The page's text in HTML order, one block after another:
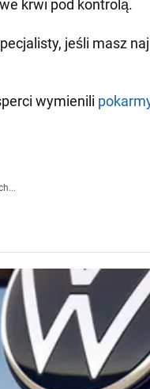
krwi pod kontrolą.
jeśli masz
wymienili